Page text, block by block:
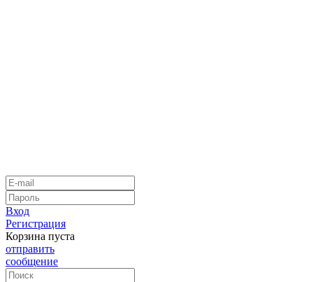
Вход
Регистрация
Корзина пуста
отправить
сообщение